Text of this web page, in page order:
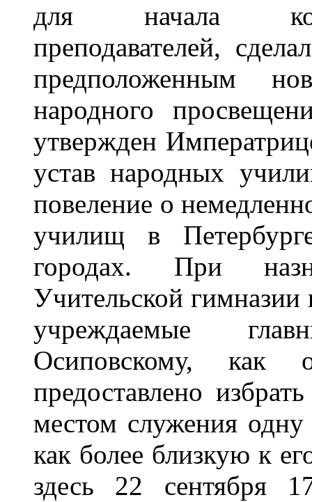
для начала
преподавателей,
предположенным
народного
утвержден
устав народных
повеление о
училищ в
городах. При
Учительской гимназии
учреждаемые
Осиповскому,
предоставлено
местом служения
как более близкую к
здесь 22 сентября